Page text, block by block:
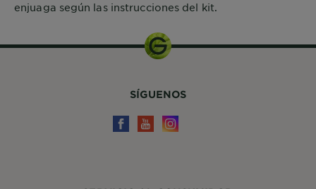
enjuaga según las instrucciones del kit.
SÍGUENOS